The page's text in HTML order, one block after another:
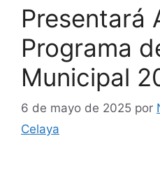
Presentará
Programa
Municipal
6 de mayo de 2025 por
Celaya